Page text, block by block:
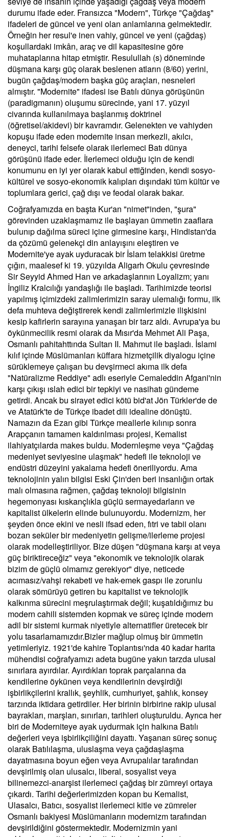
durumu ifade eder. Fransızca "Modern", Türkçe "Çağdaş"
ifadeleri de güncel ve yeni olan anlamlarına gelmektedir.
Örneğin her resul'e inen vahiy, güncel ve yeni (çağdaş)
koşullardaki imkân, araç ve dil kapasitesine göre
muhataplarına hitap etmiştir. Resulullah (s) döneminde
düşmana karşı güç olarak beslenen atların (8/60) yerini,
bugün çağdaş/modern başka güç araçları, nesneleri
almıştır. "Modernite" ifadesi ise Batılı dünya görüşünün
(paradigmanın) oluşumu sürecinde, yani 17. yüzyıl
civarında kullanılmaya başlanmış doktrinel
(öğretisel/akidevi) bir kavramdır. Gelenekten ve vahiyden
kopuşu ifade eden modernite insan merkezli, akılcı,
deneyci, tarihi felsefe olarak ilerlemeci Batı dünya
görüşünü ifade eder. İlerlemeci olduğu için de kendi
konumunu en iyi yer olarak kabul ettiğinden, kendi sosyo-
kültürel ve sosyo-ekonomik kalıpları dışındaki tüm kültür ve
toplumlara gerici, çağ dışı ve feodal olarak bakar.
Coğrafyamızda en başta Kur'an "nimet"inden, "şura"
görevinden uzaklaşmamız ile başlayan ümmetin zaaflara
bulunıp dağılma süreci içine girmesine karşı, Hindistan'da
da çözümü gelenekçi din anlayışını eleştiren ve
Modernite'ye ayak uyduracak bir İslam telakkisi üretme
çığırı, maalesef ki 19. yüzyılda Aligarh Okulu çevresinde
Sir Seyyid Ahmed Han ve arkadaşlarının Loyalizm; yanı
İngiliz Kralcılığı yandaşlığı ile başladı. Tarihimizde teorisi
yapılmış içimizdeki zalimlerimizin saray ulemalığı formu, ilk
defa muhteva değiştirerek kendi zalimlerimizle ilişkisini
kesip kafirlerin sarayına yanaşan bir tarz aldı. Avrupa'ya bu
öykünmecilik resmi olarak da Mısır'da Mehmet Ali Paşa,
Osmanlı pahitahttında Sultan II. Mahmut ile başladı. İslami
kılıf içinde Müslümanları küffara hizmetçilik diyalogu içine
sürüklemeye çalışan bu devşirmeci akıma ilk defa
"Natüralizme Reddiye" adlı eseriyle Cemaleddin Afgani'nin
karşı çıkışı ıslah edici bir tepkiyi ve nasihatı gündeme
getirdi. Ancak bu sirayet edici kötü bid'at Jön Türkler'de de
ve Atatürk'te de Türkçe ibadet dili idealine dönüştü.
Namazın da Ezan gibi Türkçe meallerle kılınıp sonra
Arapçanın tamamen kaldırılması projesi, Kemalist
ilahiyatçılarda makes buldu. Modernleşme veya "Çağdaş
medeniyet seviyesine ulaşmak" hedefi ile teknoloji ve
endüstri düzeyini yakalama hedefi öneriliyordu. Ama
teknolojinin yalın bilgisi Eski Çin'den beri insanlığın ortak
malı olmasına rağmen, çağdaş teknoloji bilgisinin
hegemonyası kıskançlıkla güçlü sermayedarların ve
kapitalist ülkelerin elinde bulunuyordu. Modernizm, her
şeyden önce ekini ve nesli ifsad eden, fıtri ve tabii olanı
bozan seküler bir medeniyetin gelişme/ilerleme projesi
olarak modelleştiriliyor. Bize düşen "düşmana karşı at veya
güç biriktireceğiz" veya "ekonomik ve teknolojik olarak
bizim de güçlü olmamız gerekiyor" diye, neticede
acımasız/vahşi rekabeti ve hak-emek gaspı ile zorunlu
olarak sömürüyü getiren bu kapitalist ve teknolojik
kalkınma sürecini meşrulaştırmak değil; kuşatıldığımız bu
modern cahili sistemden kopmak ve süreç içinde modern
adil bir sistemi kurmak niyetiyle alternatifler üretecek bir
yolu tasarlamamızdır.Bizler mağlup olmuş bir ümmetin
yetimleriyiz. 1921'de kahire Toplantısı'nda 40 kadar harita
mühendisi coğrafyamızı adeta bugüne yakın tarzda ulusal
sınırlara ayırdılar. Ayırdıkları toprak parçalarına da
kendilerine öykünen veya kendilerinin devşirdiği
işbirlikçilerini krallık, şeyhlik, cumhuriyet, şahlık, konsey
tarzında iktidara getirdiler. Her birinin birbirine rakip ulusal
bayrakları, marşları, sınırları, tarihleri oluşturuldu. Ayrıca her
biri de Moderniteye ayak uydurmak için halkına Batılı
değerleri veya işbirlikçiliğini dayattı. Yaşanan süreç sonuç
olarak Batılılaşma, uluslaşma veya çağdaşlaşma
dayatmasına boyun eğen veya Avrupalılar tarafından
devşirilmiş olan ulusalcı, liberal, sosyalist veya
bilinemezci-anarşist ilerlemeci çağdaş bir zümreyi ortaya
çıkardı. Tarihi değerlerimizden kopan bu Kemalist,
Ulasalcı, Batıcı, sosyalist ilerlemeci kitle ve zümreler
Osmanlı bakiyesi Müslümanların modernizm tarafından
devşirildiğini göstermektedir. Modernizmin yani